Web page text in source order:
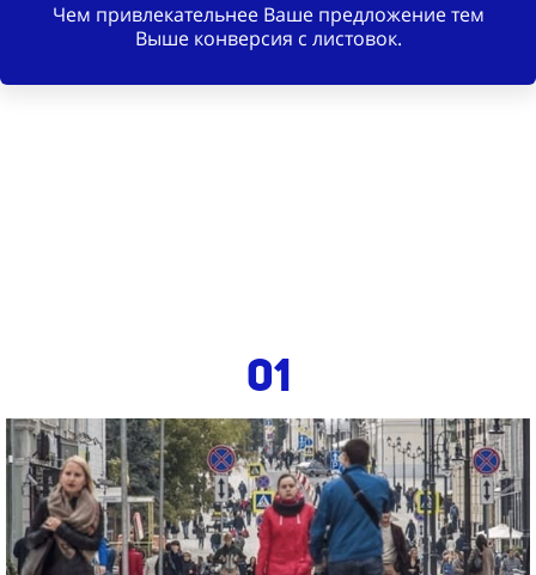
Чем привлекательнее Ваше предложение тем
Выше конверсия с листовок.
01